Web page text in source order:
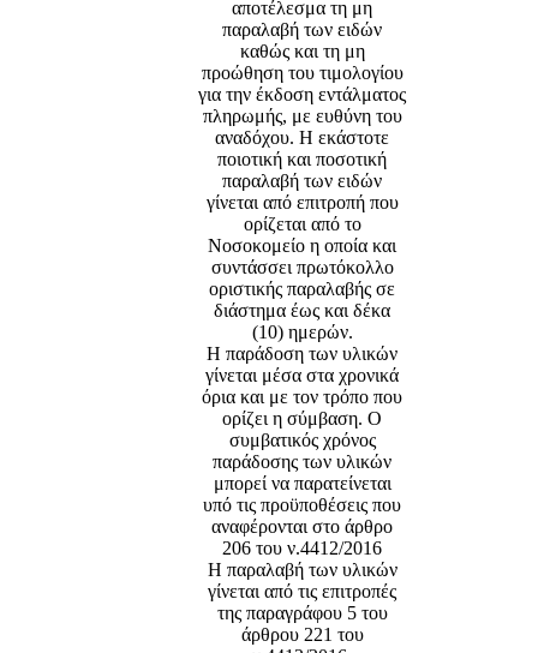
αποτέλεσμα τη μη
παραλαβή των ειδών
καθώς και τη μη
προώθηση του τιμολογίου
για την έκδοση εντάλματος
πληρωμής, με ευθύνη του
αναδόχου. Η εκάστοτε
ποιοτική και ποσοτική
παραλαβή των ειδών
γίνεται από επιτροπή που
ορίζεται από το
Νοσοκομείο η οποία και
συντάσσει πρωτόκολλο
οριστικής παραλαβής σε
διάστημα έως και δέκα
(10) ημερών.
Η παράδοση των υλικών
γίνεται μέσα στα χρονικά
όρια και με τον τρόπο που
ορίζει η σύμβαση. Ο
συμβατικός χρόνος
παράδοσης των υλικών
μπορεί να παρατείνεται
υπό τις προϋποθέσεις που
αναφέρονται στο άρθρο
206 του ν.4412/2016
Η παραλαβή των υλικών
γίνεται από τις επιτροπές
της παραγράφου 5 του
άρθρου 221 του